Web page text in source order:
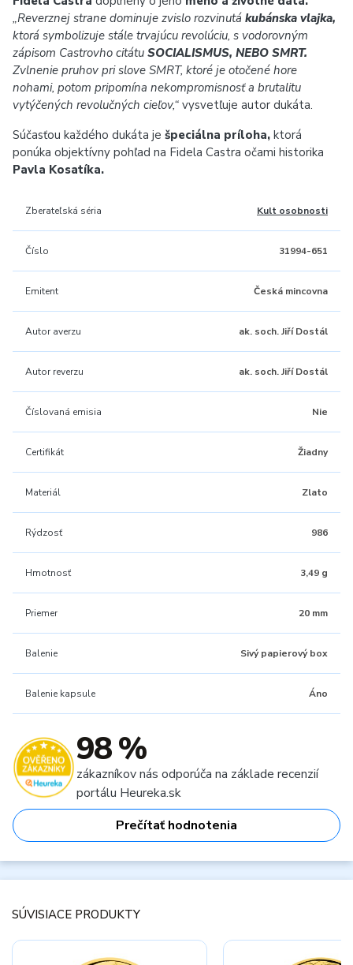
„Reverznej strane dominuje zvislo rozvinutá kubánska vlajka,
ktorá symbolizuje stále trvajúcu revolúciu, s vodorovným
zápisom Castrovho citátu SOCIALISMUS, NEBO SMRT.
Zvlnenie pruhov pri slove SMRT, ktoré je otočené hore
nohami, potom pripomína nekompromisnosť a brutalitu
vytýčených revolučných cieľov,“ vysvetľuje autor dukáta.
Súčasťou každého dukáta je špeciálna príloha, ktorá
ponúka objektívny pohľad na Fidela Castra očami historika
Pavla Kosatíka.
Zberateľská séria Kult osobnosti
Číslo 31994-651
Emitent Česká mincovna
Autor averzu ak. soch. Jiří Dostál
Autor reverzu ak. soch. Jiří Dostál
Číslovaná emisia Nie
Certifikát Žiadny
Materiál Zlato
Rýdzosť 986
Hmotnosť 3,49 g
Priemer 20 mm
Balenie Sivý papierový box
Balenie kapsule Áno
98 %
zákazníkov nás odporúča na základe recenzií
portálu Heureka.sk
Prečítať hodnotenia
SÚVISIACE PRODUKTY